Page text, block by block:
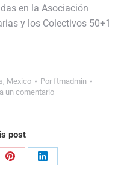
en la Asociación
y los Colectivos 50+1
, Mexico Por ftmadmin
un comentario
post
Share
Share